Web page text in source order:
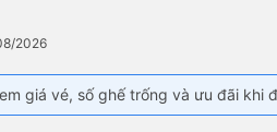
2026
giá vé, số ghế trống và ưu đãi khi